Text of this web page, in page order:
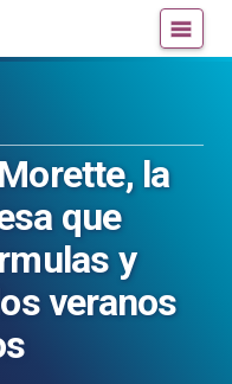
la
que
y
veranos